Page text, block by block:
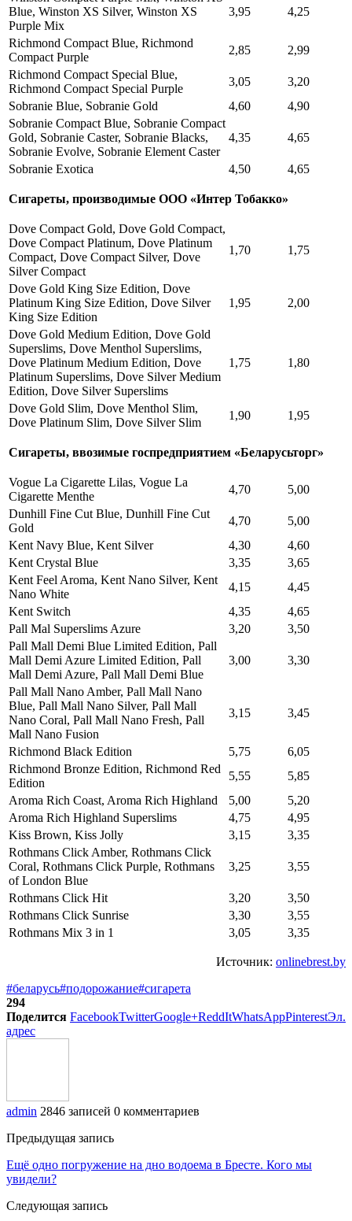
Blue, Winston XS Silver, Winston XS
Purple Mix
3,95 4,25
Richmond Compact Blue, Richmond
Compact Purple
2,85
2,99
Richmond Compact Special Blue,
Richmond Compact Special Purple
3,05
3,20
Sobranie Blue, Sobranie Gold
4,60
4,90
Sobranie Compact Blue, Sobranie Compact
Gold, Sobranie Caster, Sobranie Blacks,
Sobranie Evolve, Sobranie Element Caster
4,35 4,65
Sobranie Exotica 4,50 4,65
Сигареты, производимые ООО «Интер Тобакко»
Dove Compact Gold, Dove Gold Compact,
Dove Compact Platinum, Dove Platinum
Compact, Dove Compact Silver, Dove
Silver Compact
1,70 1,75
Dove Gold King Size Edition, Dove
Platinum King Size Edition, Dove Silver
King Size Edition
1,95 2,00
Dove Gold Medium Edition, Dove Gold
Superslims, Dove Menthol Superslims,
Dove Platinum Medium Edition, Dove
Platinum Superslims, Dove Silver Medium
Edition, Dove Silver Superslims
1,75 1,80
Dove Gold Slim, Dove Menthol Slim,
Dove Platinum Slim, Dove Silver Slim
1,90 1,95
Сигареты, ввозимые госпредприятием «Беларусьторг»
Vogue La Cigarette Lilas, Vogue La
Cigarette Menthe
4,70
5,00
Dunhill Fine Cut Blue, Dunhill Fine Cut
Gold
4,70
5,00
Kent Navy Blue, Kent Silver
4,30
4,60
Kent Crystal Blue
3,35
3,65
Kent Feel Aroma, Kent Nano Silver, Kent
Nano White
4,15
4,45
Kent Switch
4,35
4,65
Pall Mal Superslims Azure
3,20
3,50
Pall Mall Demi Blue Limited Edition, Pall
Mall Demi Azure Limited Edition, Pall
Mall Demi Azure, Pall Mall Demi Blue
3,00 3,30
Pall Mall Nano Amber, Pall Mall Nano
Blue, Pall Mall Nano Silver, Pall Mall
Nano Coral, Pall Mall Nano Fresh, Pall
Mall Nano Fusion
3,15 3,45
Richmond Black Edition 5,75
6,05
Richmond Bronze Edition, Richmond Red
Edition
5,55
5,85
Aroma Rich Coast, Aroma Rich Highland
5,00
5,20
Aroma Rich Highland Superslims
4,75
4,95
Kiss Brown, Kiss Jolly
3,15
3,35
Rothmans Click Amber, Rothmans Click
Coral, Rothmans Click Purple, Rothmans
of London Blue
3,25 3,55
Rothmans Click Hit 3,20
3,50
Rothmans Click Sunrise
3,30
3,55
Rothmans Mix 3 in 1
3,05 3,35
Источник: onlinebrest.by
#беларусь#подорожание#сигарета
294
Поделится FacebookTwitterGoogle+ReddItWhatsAppPinterestЭл.
адрес
admin 2846 записей 0 комментариев
Предыдущая запись
Ещё одно погружение на дно водоема в Бресте. Кого мы
увидели?
Следующая запись